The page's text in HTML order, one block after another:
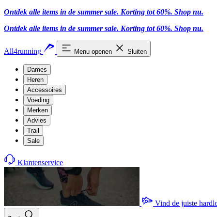
Ontdek alle items in de summer sale. Korting tot 60%. Shop nu.
Ontdek alle items in de summer sale. Korting tot 60%. Shop nu.
All4running Menu openen Sluiten
Dames
Heren
Accessoires
Voeding
Merken
Advies
Trail
Sale
Klantenservice
Vind de juiste